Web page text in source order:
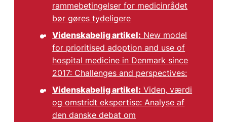
rammebetingelser for medicinrådet
bør gøres tydeligere
Videnskabelig artikel: New model
for prioritised adoption and use of
hospital medicine in Denmark since
2017: Challenges and perspectives:
Videnskabelig artikel: Viden, værdi
og omstridt ekspertise: Analyse af
den danske debat om